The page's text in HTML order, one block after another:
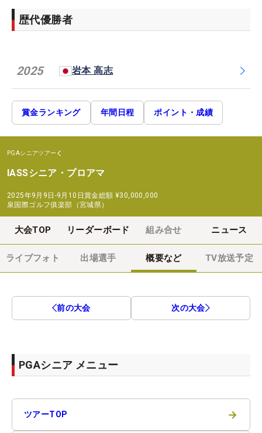
歴代優勝者
2025 岩本 高志
賞金ランキング 年間日程 ポイント・成績
PGAシニアツアー
IASSシニア・プロアマ
2025年9月9日-9月10日賞金総額 ¥30,000,000
泉国際ゴルフ俱楽部（宮城県）
大会TOP リーダーボード 組み合せ ニュース
ライブフォト 出場選手 概要など TV放送予定
前の大会 次の大会
PGAシニア メニュー
ツアーTOP →